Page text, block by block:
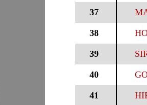
37
38
39
40
41